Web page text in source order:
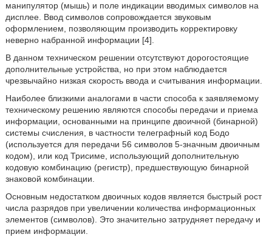
манипулятор (мышь) и поле индикации вводимых символов на
дисплее. Ввод символов сопровождается звуковым
оформлением, позволяющим производить корректировку
неверно набранной информации [4].
В данном техническом решении отсутствуют дорогостоящие
дополнительные устройства, но при этом наблюдается
чрезвычайно низкая скорость ввода и считывания информации.
Наиболее близкими аналогами в части способа к заявляемому
техническому решению являются способы передачи и приема
информации, основанными на принципе двоичной (бинарной)
системы счисления, в частности телеграфный код Бодо
(используется для передачи 56 символов 5-значным двоичным
кодом), или код Трисиме, использующий дополнительную
кодовую комбинацию (регистр), предшествующую бинарной
знаковой комбинации.
Основным недостатком двоичных кодов является быстрый рост
числа разрядов при увеличении количества информационных
элементов (символов). Это значительно затрудняет передачу и
прием информации.